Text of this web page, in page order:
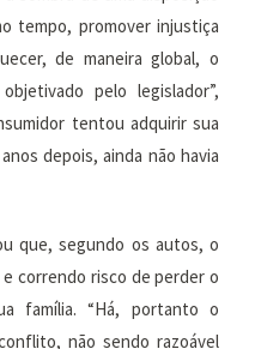
tempo, promover injustiça
de maneira global, o
pelo legislador”,
tentou adquirir sua
depois, ainda não havia
que, segundo os autos, o
correndo risco de perder o
família. “Há, portanto o
não sendo razoável